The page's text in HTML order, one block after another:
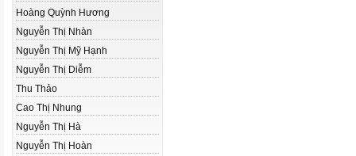
Hoàng Quỳnh Hương
Nguyễn Thị Nhàn
Nguyễn Thị Mỹ Hạnh
Nguyễn Thị Diễm
Thu Thảo
Cao Thị Nhung
Nguyễn Thị Hà
Nguyễn Thị Hoàn